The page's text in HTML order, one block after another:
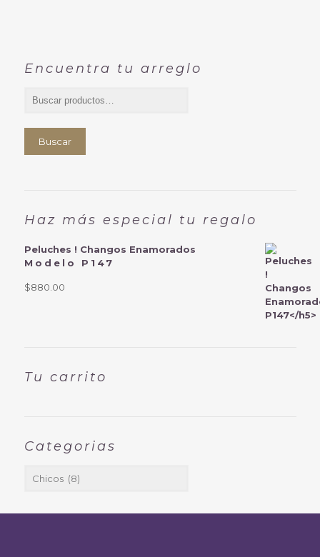
Encuentra tu arreglo
Buscar
Haz más especial tu regalo
Peluches ! Changos Enamorados
Modelo P147
$880.00
Tu carrito
Categorias